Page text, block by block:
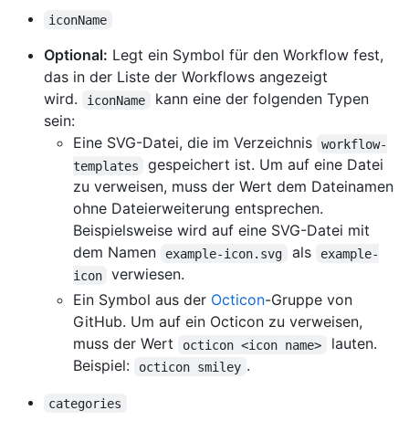
iconName
Optional: Legt ein Symbol für den Workflow fest,
das in der Liste der Workflows angezeigt
wird.
iconName
kann eine der folgenden Typen
sein:
Eine SVG-Datei, die im Verzeichnis
workflow-
templates
gespeichert ist. Um auf eine Datei
zu verweisen, muss der Wert dem Dateinamen
ohne Dateierweiterung entsprechen.
Beispielsweise wird auf eine SVG-Datei mit
dem Namen
example-icon.svg als
example-
icon
verwiesen.
Ein Symbol aus der Octicon-Gruppe von
GitHub. Um auf ein Octicon zu verweisen,
muss der Wert
octicon <icon name>
lauten.
Beispiel:
octicon smiley .
categories